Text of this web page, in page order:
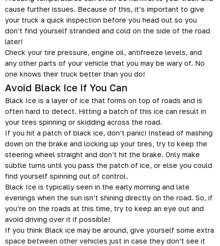
cause further issues. Because of this, it’s important to give
your truck a quick inspection before you head out so you
don’t find yourself stranded and cold on the side of the road
later!
Check your tire pressure, engine oil, antifreeze levels, and
any other parts of your vehicle that you may be wary of. No
one knows their truck better than you do!
Avoid Black Ice If You Can
Black Ice is a layer of ice that forms on top of roads and is
often hard to detect. Hitting a batch of this ice can result in
your tires spinning or skidding across the road.
If you hit a patch of black ice, don’t panic! Instead of mashing
down on the brake and locking up your tires, try to keep the
steering wheel straight and don’t hit the brake. Only make
subtle turns until you pass the patch of ice, or else you could
find yourself spinning out of control.
Black Ice is typically seen in the early morning and late
evenings when the sun isn’t shining directly on the road. So, if
you’re on the roads at this time, try to keep an eye out and
avoid driving over it if possible!
If you think Black ice may be around, give yourself some extra
space between other vehicles just in case they don’t see it